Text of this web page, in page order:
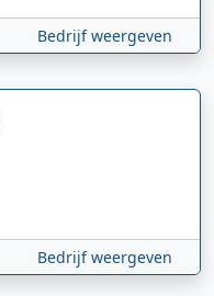
Bedrijf weergeven
Bedrijf weergeven